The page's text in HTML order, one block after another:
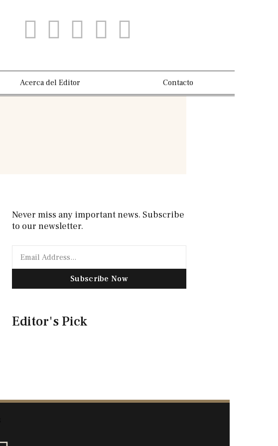
Acerca del Editor Contacto
Never miss any important news. Subscribe
to our newsletter.
Subscribe Now
Editor's Pick